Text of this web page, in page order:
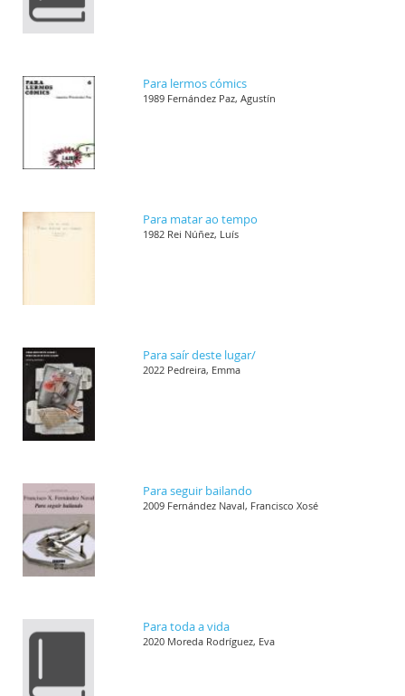
Para lermos cómics
1989 Fernández Paz, Agustín
Para matar ao tempo
1982 Rei Núñez, Luís
Para saír deste lugar/
2022 Pedreira, Emma
Para seguir bailando
2009 Fernández Naval, Francisco Xosé
Para toda a vida
2020 Moreda Rodríguez, Eva